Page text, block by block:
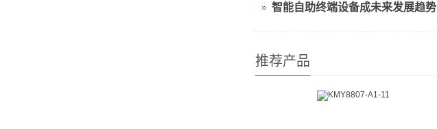
智能自助终端设备成未来发展趋势
推荐产品